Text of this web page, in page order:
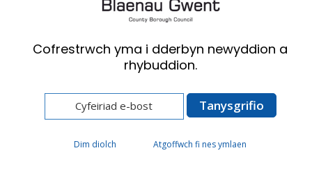
Preswylwyr
Helpwch i Siapio Dyfodol Gwefru ar y Stryd ym
Mlaenau Gwent
Cofrestrwch yma i dderbyn newyddion a
rhybuddion.
Dim diolch Atgoffwch fi nes ymlaen